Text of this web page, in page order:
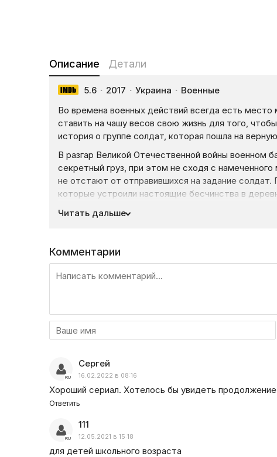
Описание Детали
5.6 · 2017 · Украина · Военные
Во времена военных действий всегда есть
ставить на чашу весов свою жизнь для того,
история о группе солдат, которая пошла на
В разгар Великой Отечественной войны военном
секретный груз, при этом не сходя с
не отстают от отправившихся на задание
которые устроили настоящие бесчинства в
обрекая себя на трибунал. Но помимо всего
и людей или же защитить соотечественников и
Читать дальше
Комментарии
Сергей
16.02.2022 в 08:16
Хороший сериал. Хотелось бы увидеть
Ответить
111
12.05.2021 в 15:18
для детей школьного возраста